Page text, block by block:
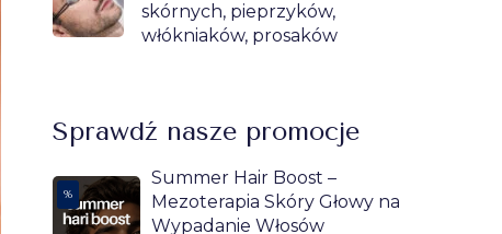
skórnych, pieprzyków,
włókniaków, prosaków
Sprawdź nasze promocje
%
Summer Hair Boost –
Mezoterapia Skóry Głowy na
Wypadanie Włosów